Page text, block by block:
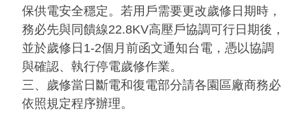
保供電安全穩定。若用戶需要更改歲修日期時，
務必先與同饋線22.8KV高壓戶協調可行日期後，
並於歲修日1-2個月前函文通知台電，憑以協調
與確認、執行停電歲修作業。
三、歲修當日斷電和復電部分請各園區廠商務必
依照規定程序辦理。